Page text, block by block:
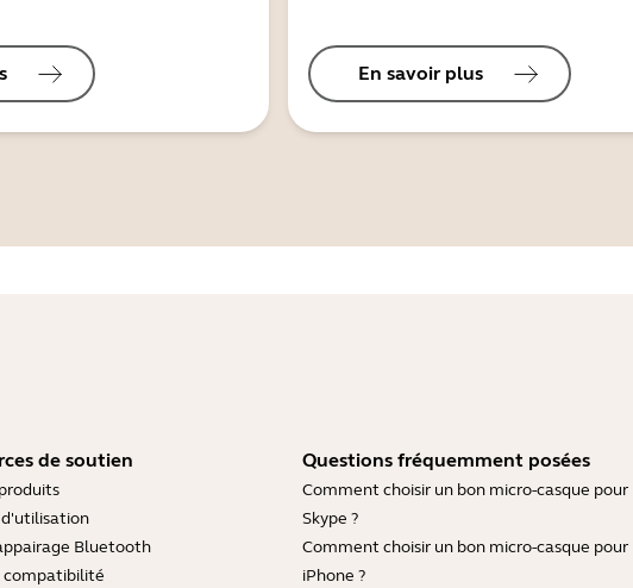
En savoir plus
de soutien
Bluetooth
compatibilité
Questions fréquemment posées
Comment choisir un bon micro-casque pour
Skype ?
Comment choisir un bon micro-casque pour
iPhone ?